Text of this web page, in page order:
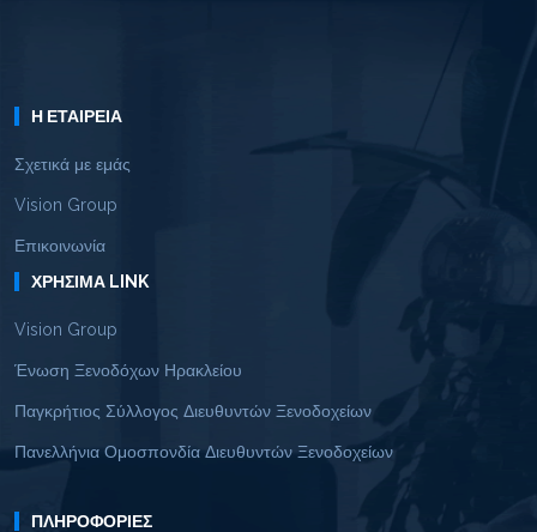
Η ΕΤΑΙΡΕΊΑ
Σχετικά με εμάς
Vision Group
Επικοινωνία
ΧΡΉΣΙΜΑ LINK
Vision Group
Ένωση Ξενοδόχων Ηρακλείου
Παγκρήτιος Σύλλογος Διευθυντών Ξενοδοχείων
Πανελλήνια Ομοσπονδία Διευθυντών Ξενοδοχείων
ΠΛΗΡΟΦΟΡΊΕΣ